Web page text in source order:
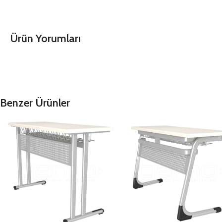
Ürün Yorumları
Benzer Ürünler